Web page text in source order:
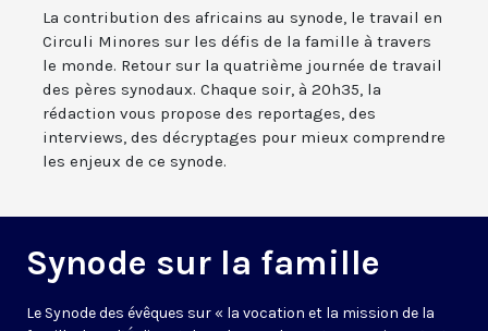
La contribution des africains au synode, le travail en
Circuli Minores sur les défis de la famille à travers
le monde. Retour sur la quatrième journée de travail
des pères synodaux. Chaque soir, à 20h35, la
rédaction vous propose des reportages, des
interviews, des décryptages pour mieux comprendre
les enjeux de ce synode.
Synode sur la famille
Le Synode des évêques sur « la vocation et la mission de la